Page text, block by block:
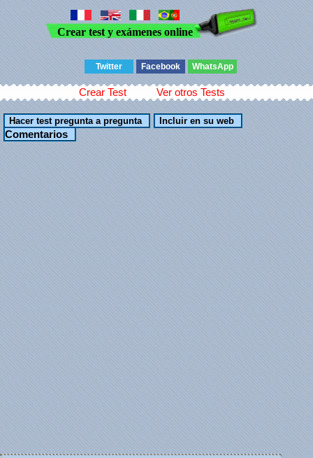
Crear test y exámenes online
Twitter Facebook WhatsApp
Crear Test Ver otros Tests
Comentarios